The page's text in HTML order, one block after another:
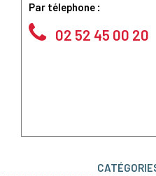
Par télephone :
02 52 45 00 20